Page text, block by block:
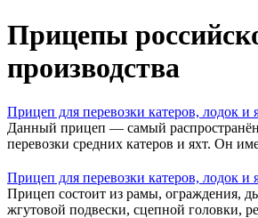
Прицепы
производства
Прицеп для перевозки катеров, лодок и
Данный прицеп — самый
перевозки средних катеров и яхт. Он
Прицеп для перевозки катеров, лодок и
Прицеп состоит из рамы, ограждения,
жгутовой подвески, сцепной головки,